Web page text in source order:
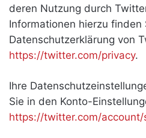
deren Nutzung durch
Informationen hierzu finden
Datenschutzerklärung von
https://twitter.com/privacy.
Ihre
Sie in den Konto-
https://twitter.com/account/